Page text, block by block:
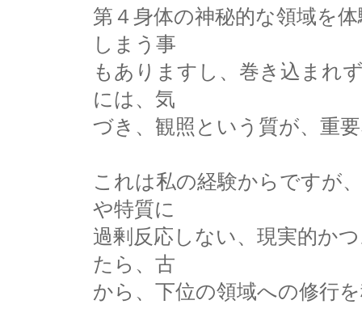
第４身体の神秘的な領域を
しまう事
もありますし、巻き込まれ
には、気
づき、観照という質が、重
これは私の経験からですが
や特質に
過剰反応しない、現実的か
たら、古
から、下位の領域への修行